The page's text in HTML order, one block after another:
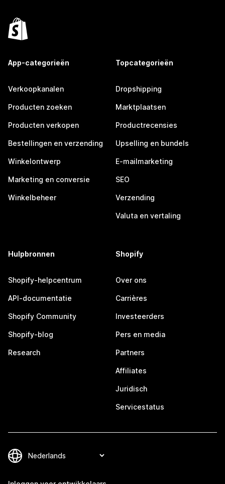
App-categorieën
Verkoopkanalen
Producten zoeken
Producten verkopen
Bestellingen en verzending
Winkelontwerp
Marketing en conversie
Winkelbeheer
Topcategorieën
Dropshipping
Marktplaatsen
Productrecensies
Upselling en bundels
E-mailmarketing
SEO
Verzending
Valuta en vertaling
Hulpbronnen
Shopify-helpcentrum
API-documentatie
Shopify Community
Shopify-blog
Research
Shopify
Over ons
Carrières
Investeerders
Pers en media
Partners
Affiliates
Juridisch
Servicestatus